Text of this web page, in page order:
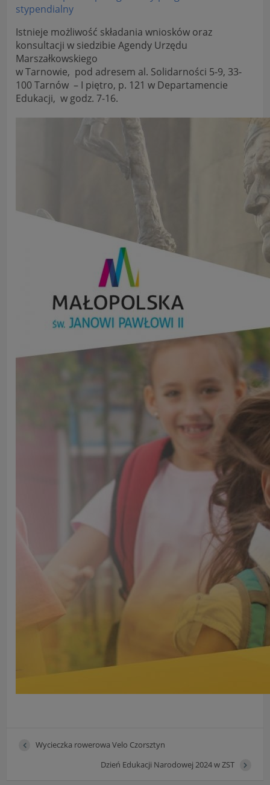
stypendialny
Istnieje możliwość składania wniosków oraz
konsultacji w siedzibie Agendy Urzędu
Marszałkowskiego
w Tarnowie, pod adresem al. Solidarności 5-9, 33-
100 Tarnów – I piętro, p. 121 w Departamencie
Edukacji, w godz. 7-16.
Wycieczka rowerowa Velo Czorsztyn
Dzień Edukacji Narodowej 2024 w ZST